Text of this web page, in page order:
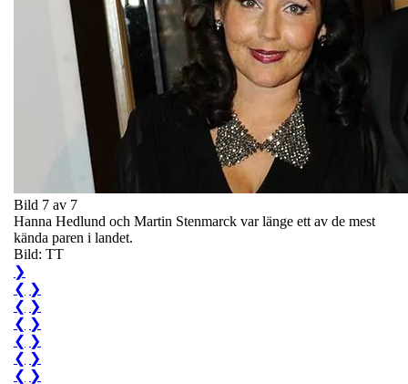
Bild 7 av 7
Hanna Hedlund och Martin Stenmarck var länge ett av de mest
kända paren i landet.
Bild: TT
❯
❮ ❯
❮ ❯
❮ ❯
❮ ❯
❮ ❯
❮ ❯